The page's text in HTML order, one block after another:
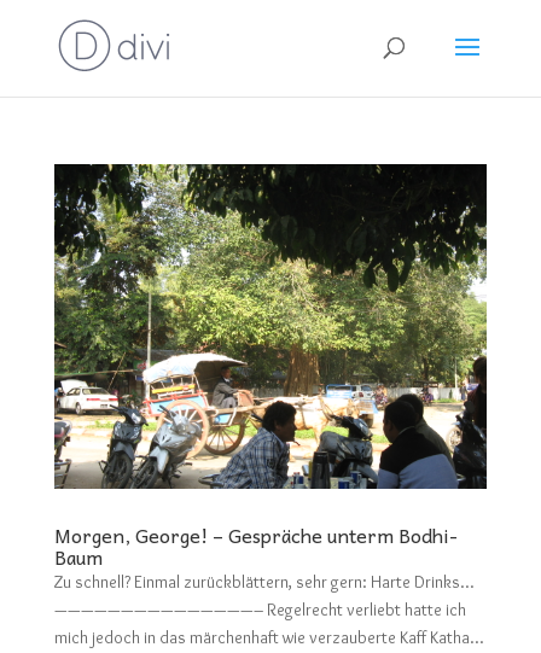
Morgen, George! – Gespräche unterm Bodhi-
Baum
Zu schnell? Einmal zurückblättern, sehr gern: Harte Drinks…
———————————————– Regelrecht verliebt hatte ich
mich jedoch in das märchenhaft wie verzauberte Kaff Katha...